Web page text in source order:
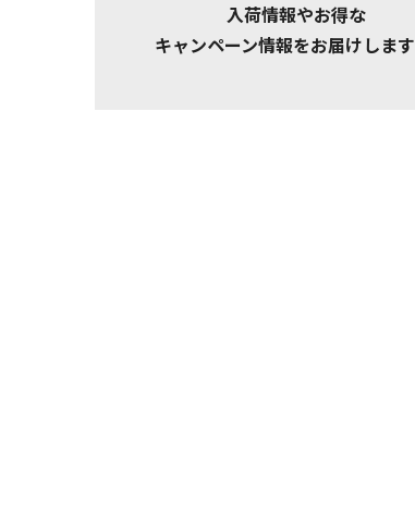
入荷情報やお得な
キャンペーン情報をお届けします